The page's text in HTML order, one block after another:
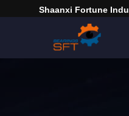
Shaanxi Fortune